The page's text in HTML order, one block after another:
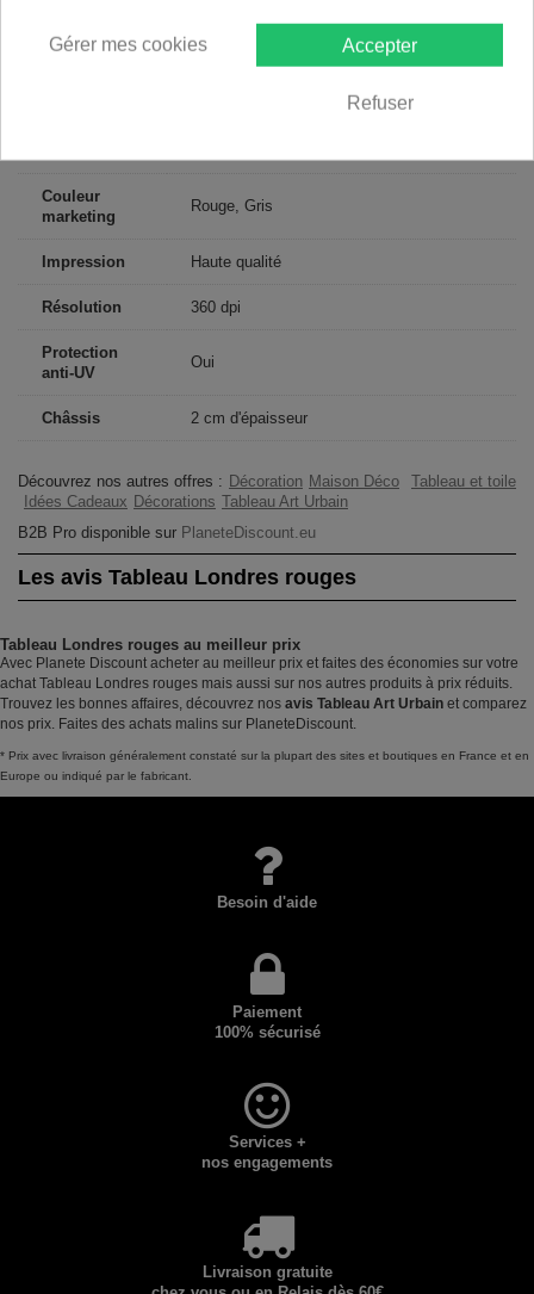
Matériaux MDF
Couleur
marketing
Rouge, Gris
Impression Haute qualité
Résolution 360 dpi
Protection
anti-UV
Oui
Châssis 2 cm d'épaisseur
Découvrez nos autres offres : Décoration Maison Déco
Tableau et toile
Idées Cadeaux Décorations Tableau Art Urbain
B2B Pro disponible sur PlaneteDiscount.eu
Les avis Tableau Londres rouges
Tableau Londres rouges au meilleur prix
Avec Planete Discount acheter au meilleur prix et faites des économies sur votre
achat Tableau Londres rouges mais aussi sur nos autres produits à prix réduits.
Trouvez les bonnes affaires, découvrez nos avis Tableau Art Urbain et comparez
nos prix. Faites des achats malins sur PlaneteDiscount.
* Prix avec livraison généralement constaté sur la plupart des sites et boutiques en France et en
Europe ou indiqué par le fabricant.
Besoin d'aide
Paiement
100% sécurisé
Services +
nos engagements
Livraison gratuite
Accepter
Refuser
Gérer mes cookies